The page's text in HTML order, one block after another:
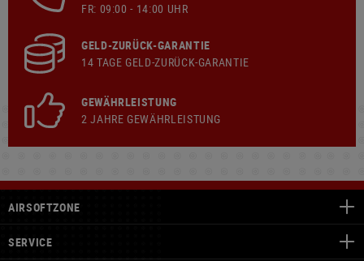
FR: 09:00 - 14:00 UHR
GELD-ZURÜCK-GARANTIE
14 TAGE GELD-ZURÜCK-GARANTIE
GEWÄHRLEISTUNG
2 JAHRE GEWÄHRLEISTUNG
AIRSOFTZONE
SERVICE